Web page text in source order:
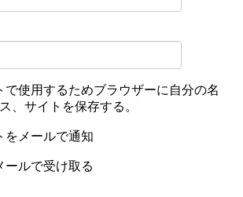
で使用するためブラウザーに自分の名
、サイトを保存する。
をメールで通知
ールで受け取る